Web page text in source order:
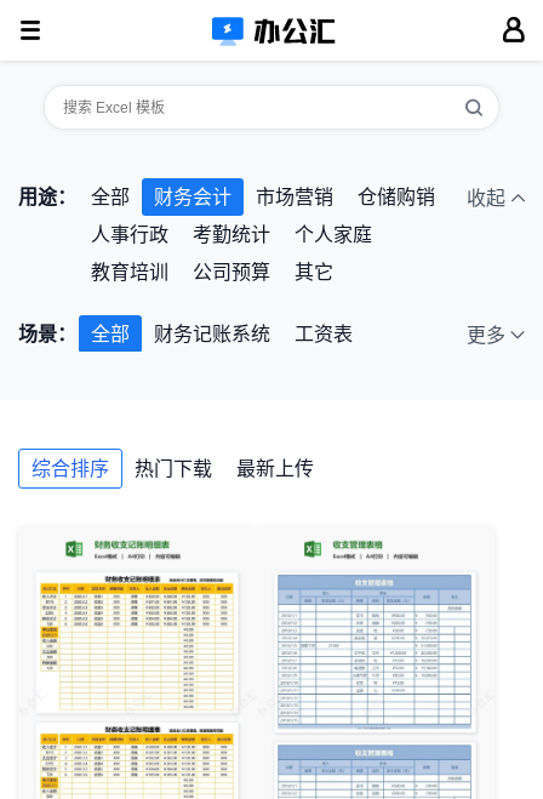
用途： 全部 财务会计 市场营销
仓储购销
人事行政
考勤统计
个人家庭
教育培训
公司预算 其它
收起
场景： 全部 财务记账系统
工资表
负债管理
财务预算
成本管理
筹资决策管理
更多
综合排序 热门下载 最新上传